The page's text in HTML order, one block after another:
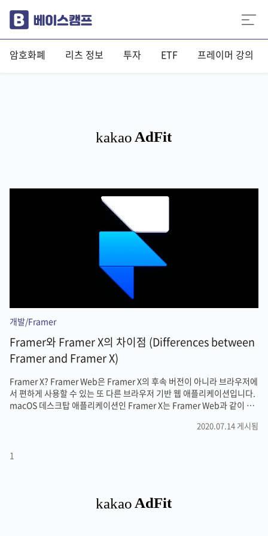
암호화폐 리츠 정보 투자 ETF 프레이머 강의
개발/Framer
Framer와 Framer X의 차이점 (Differences between
Framer and Framer X)
Framer X? Framer Web은 Framer X의 후속 버전이 아니라 브라우저에
서 편하게 사용할 수 있는 또 다른 브라우저 기반 웹 애플리케이션입니다.
macOS 데스크탑 애플리케이션인 Framer X는 Framer Web과 같이 공
Framer X에서 Framer로 이름만 변경되었을 뿐 모든 부분은 기존과 동일
Framer X는 Framer로 이름이 바뀌었고, 이제 브라우저 기반 웹 애플리
2020.07.14 게시됨
1